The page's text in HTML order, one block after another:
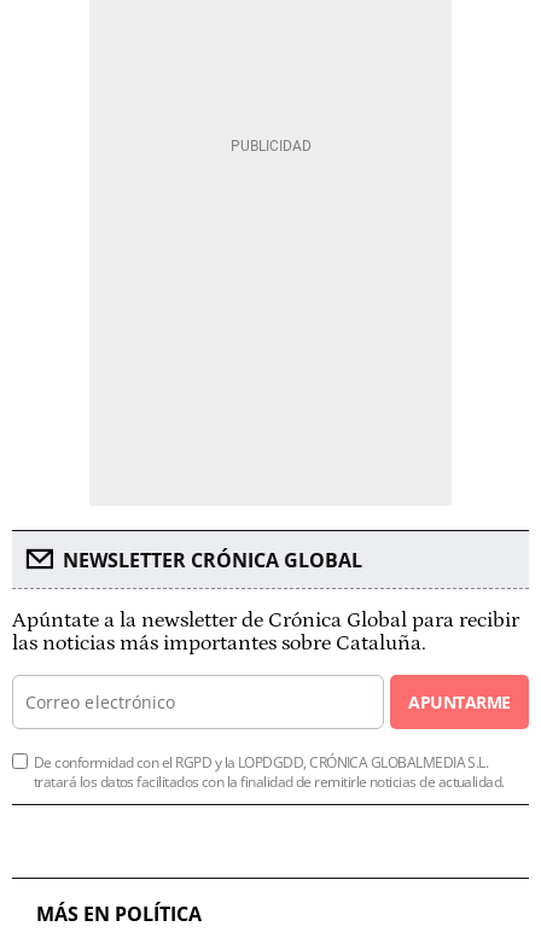
NEWSLETTER CRÓNICA GLOBAL
Apúntate a la newsletter de Crónica Global para recibir
las noticias más importantes sobre Cataluña.
APUNTARME
De conformidad con el RGPD y la LOPDGDD, CRÓNICA GLOBALMEDIA S.L.
tratará los datos facilitados con la finalidad de remitirle noticias de actualidad.
MÁS EN POLÍTICA